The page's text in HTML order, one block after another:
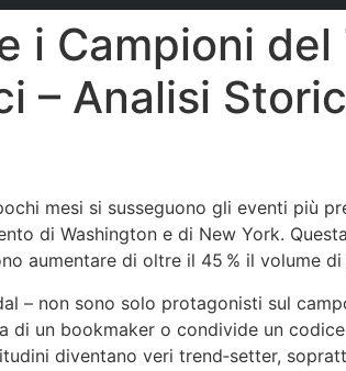
i Campioni
– Analisi
mesi si susseguono gli eventi più
di Washington e di New York.
aumentare di oltre il 45 % il volume
– non sono solo protagonisti sul
di un bookmaker o condivide un
diventano veri trend‑setter,